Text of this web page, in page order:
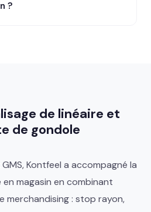
?
de linéaire et
de gondole
Kontfeel a accompagné la
magasin en combinant
merchandising : stop rayon,